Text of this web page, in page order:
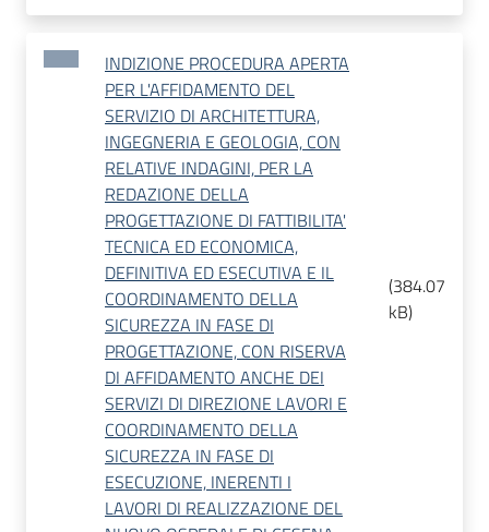
INDIZIONE PROCEDURA APERTA
PER L'AFFIDAMENTO DEL
SERVIZIO DI ARCHITETTURA,
INGEGNERIA E GEOLOGIA, CON
RELATIVE INDAGINI, PER LA
REDAZIONE DELLA
PROGETTAZIONE DI FATTIBILITA'
TECNICA ED ECONOMICA,
DEFINITIVA ED ESECUTIVA E IL
COORDINAMENTO DELLA
SICUREZZA IN FASE DI
PROGETTAZIONE, CON RISERVA
DI AFFIDAMENTO ANCHE DEI
SERVIZI DI DIREZIONE LAVORI E
COORDINAMENTO DELLA
SICUREZZA IN FASE DI
ESECUZIONE, INERENTI I
LAVORI DI REALIZZAZIONE DEL
(384.07
kB)